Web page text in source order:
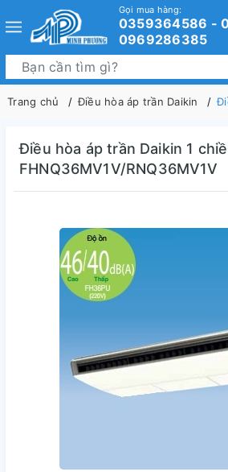
Gọi mua hàng:
0359364586 -
0969286385
Trang chủ Điều hòa áp trần Daikin
Điều hòa áp trần Daikin 1
FHNQ36MV1V/RNQ36MV1V